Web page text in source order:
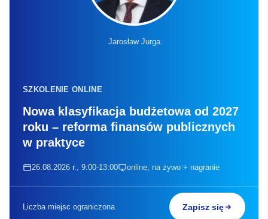
Jarosław Jurga
SZKOLENIE ONLINE
Nowa klasyfikacja budżetowa od 2027
roku – reforma finansów publicznych
w praktyce
26.08.2026 r., 9:00-13:00 online, na żywo + nagranie
Liczba miejsc ograniczona Zapisz się